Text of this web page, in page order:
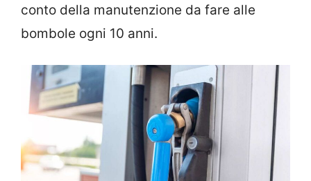
conto della manutenzione da fare alle
bombole ogni 10 anni.